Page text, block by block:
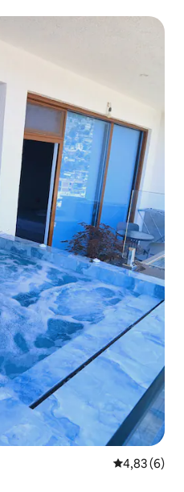
Gemiddelde
4,83 (6)